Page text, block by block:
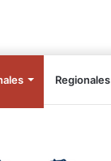
Regionales